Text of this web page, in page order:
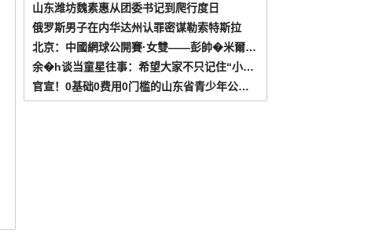
山东潍坊魏素惠从团委书记到爬行度日
俄罗斯男子在内华达州认罪密谋勒索特斯拉
北京：中國網球公開賽·女雙——彭帥�米爾扎組合晉級次輪
余�h谈当童星往事：希望大家不只记住“小金蟾”
官宣！0基础0费用0门槛的山东省青少年公益编程挑战赛，送你一个和清华0距离